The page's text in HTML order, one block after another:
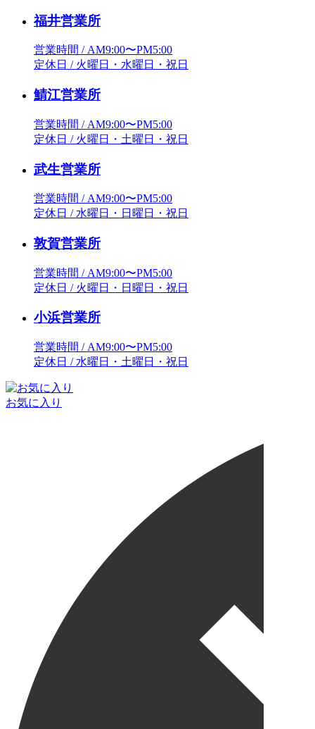
福井営業所
営業時間 / AM9:00〜PM5:00
定休日 / 火曜日・水曜日・祝日
鯖江営業所
営業時間 / AM9:00〜PM5:00
定休日 / 火曜日・土曜日・祝日
武生営業所
営業時間 / AM9:00〜PM5:00
定休日 / 水曜日・日曜日・祝日
敦賀営業所
営業時間 / AM9:00〜PM5:00
定休日 / 火曜日・日曜日・祝日
小浜営業所
営業時間 / AM9:00〜PM5:00
定休日 / 水曜日・土曜日・祝日
お気に入り